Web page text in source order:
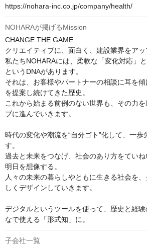
https://nohara-inc.co.jp/company/health/
NOHARAが掲げるMission
CHANGE THE GAME.
クリエイティブに、面白く、建設業界をア
私たちNOHARAには、柔軟な「変化対応」
というDNAがあります。
それは、お客様やパートナーの相談に耳を
を提案し続けてきた歴史。
これから始まる前例のない世界も、その力
ブに進んでいきます。
時代の変化や潮流を“自分ゴト”化して、一歩
す。
過去と未来をつなげ、社会のあり方をてい
明日を想像する。
人々の未来の暮らしやともに生きる社会を
しくデザインしていきます。
デジタルというツールを使って、歴史と経
なで使える「形式知」に。
子会社一覧